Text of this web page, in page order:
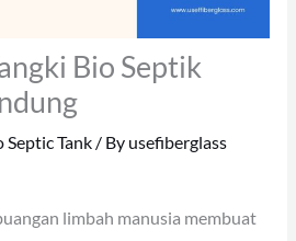
Bio Septik
Septic Tank/ By usefiberglass
limbah manusia membuat